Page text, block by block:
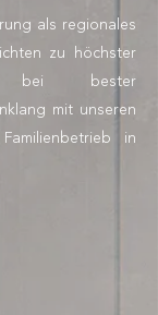
als regionales
zu höchster
bei bester
mit unseren
in